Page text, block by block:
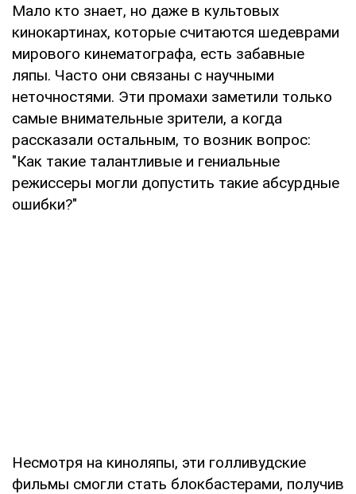
Мало кто знает, но даже в культовых
кинокартинах, которые считаются шедеврами
мирового кинематографа, есть забавные
ляпы. Часто они связаны с научными
неточностями. Эти промахи заметили только
самые внимательные зрители, а когда
рассказали остальным, то возник вопрос:
"Как такие талантливые и гениальные
режиссеры могли допустить такие абсурдные
ошибки?"
Несмотря на киноляпы, эти голливудские
фильмы смогли стать блокбастерами, получив